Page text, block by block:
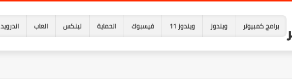
برامج كمبيوتر ويندوز ويندوز 11 فيسبوك الحماية لينكس العاب اندرويد